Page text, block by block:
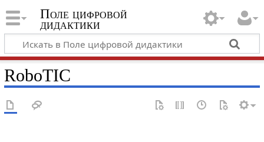
Поле цифровой
дидактики
RoboTIC